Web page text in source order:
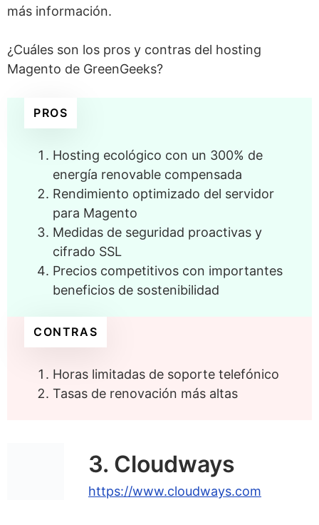
más información.
¿Cuáles son los pros y contras del hosting
Magento de GreenGeeks?
PROS
Hosting ecológico con un 300% de
energía renovable compensada
Rendimiento optimizado del servidor
para Magento
Medidas de seguridad proactivas y
cifrado SSL
Precios competitivos con importantes
beneficios de sostenibilidad
CONTRAS
Horas limitadas de soporte telefónico
Tasas de renovación más altas
3. Cloudways
https://www.cloudways.com